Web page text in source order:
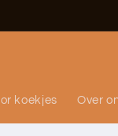
koekjes Over